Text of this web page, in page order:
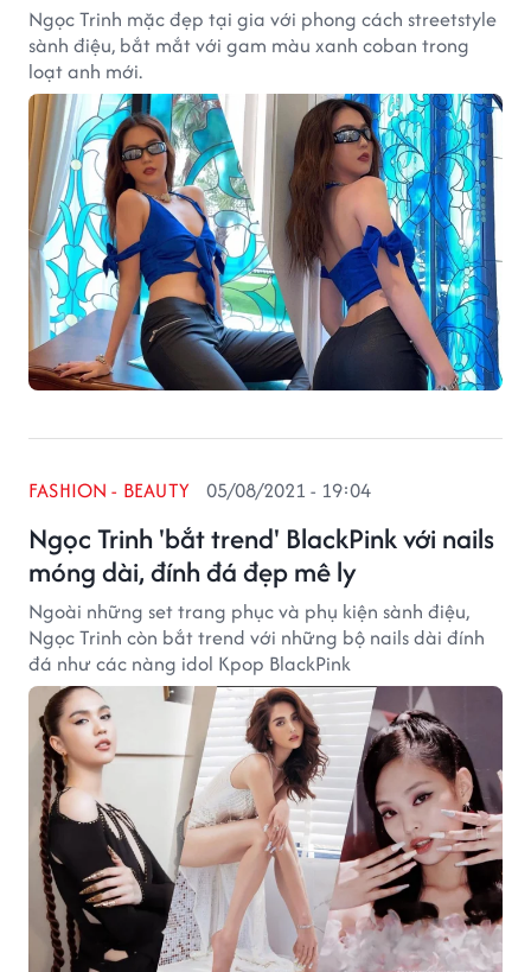
Ngọc Trinh mặc đẹp tại gia với phong cách streetstyle
sành điệu, bắt mắt với gam màu xanh coban trong
loạt anh mới.
Ngọc Trinh 'bắt trend' BlackPink với nails
móng dài, đính đá đẹp mê ly
FASHION - BEAUTY 05/08/2021 - 19:04
Ngoài những set trang phục và phụ kiện sành điệu,
Ngọc Trinh còn bắt trend với những bộ nails dài đính
đá như các nàng idol Kpop BlackPink